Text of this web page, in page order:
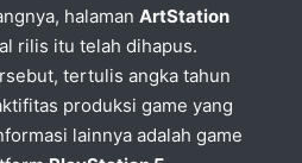
halaman ArtStation
rilis itu telah dihapus.
tertulis angka tahun
produksi game yang
lainnya adalah game